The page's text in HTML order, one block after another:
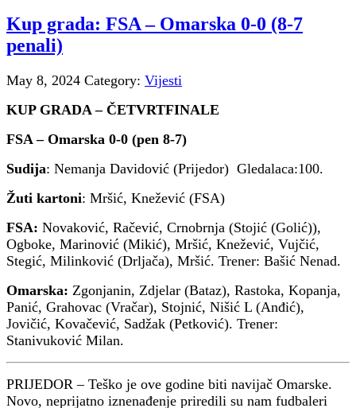
Kup grada: FSA – Omarska 0-0 (8-7
penali)
May 8, 2024 Category: Vijesti
KUP GRADA – ČETVRTFINALE
FSA – Omarska 0-0 (pen 8-7)
Sudija: Nemanja Davidović (Prijedor) Gledalaca:100.
Žuti kartoni: Mršić, Knežević (FSA)
FSA: Novaković, Račević, Crnobrnja (Stojić (Golić)),
Ogboke, Marinović (Mikić), Mršić, Knežević, Vujčić,
Stegić, Milinković (Drljača), Mršić. Trener: Bašić Nenad.
Omarska: Zgonjanin, Zdjelar (Bataz), Rastoka, Kopanja,
Panić, Grahovac (Vračar), Stojnić, Nišić L (Anđić),
Jovičić, Kovačević, Sadžak (Petković). Trener:
Stanivuković Milan.
PRIJEDOR – Teško je ove godine biti navijač Omarske.
Novo, neprijatno iznenađenje priredili su nam fudbaleri